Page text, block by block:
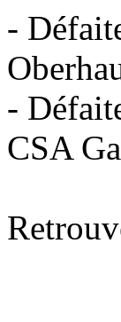
-
-
CSA